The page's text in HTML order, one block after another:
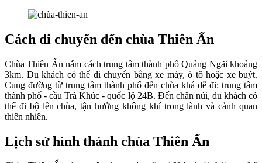
Cách di chuyển đến chùa Thiên Ấn
Chùa Thiên Ấn nằm cách trung tâm thành phố Quảng Ngãi khoảng
3km. Du khách có thể di chuyển bằng xe máy, ô tô hoặc xe buýt.
Cung đường từ trung tâm thành phố đến chùa khá dễ đi: trung tâm
thành phố - cầu Trà Khúc - quốc lộ 24B. Đến chân núi, du khách có
thể đi bộ lên chùa, tận hưởng không khí trong lành và cảnh quan
thiên nhiên.
Lịch sử hình thành chùa Thiên Ấn